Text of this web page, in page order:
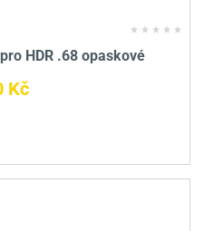
HDR .68 opaskové
Kč